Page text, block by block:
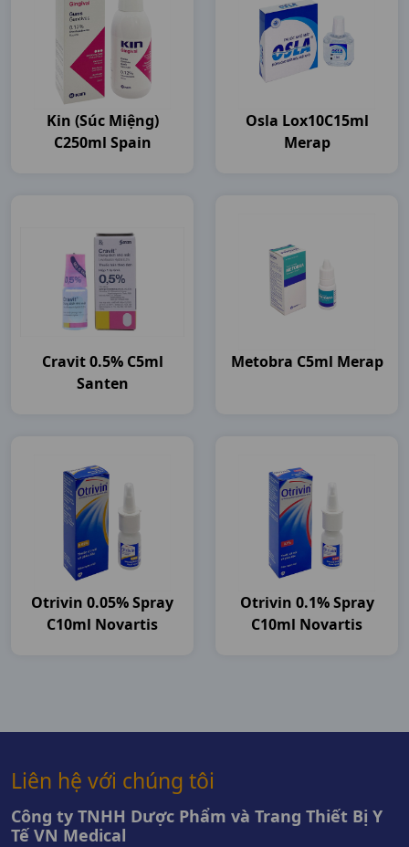
Kin (súc Miệng)
C250ml Spain
Osla Lox10C15ml
Merap
Cravit 0.5% C5ml
Santen
Metobra C5ml Merap
Otrivin 0.05% Spray
C10ml Novartis
Otrivin 0.1% Spray
C10ml Novartis
Liên hệ với chúng tôi
Công ty TNHH Dược Phẩm và Trang Thiết Bị Y
Tế VN Medical